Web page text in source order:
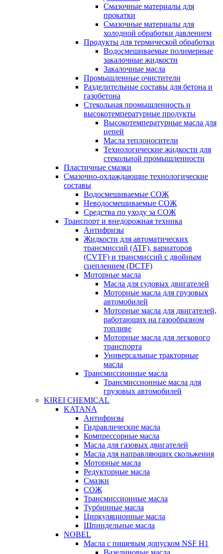
Смазочные материалы для
прокатки
Смазочные материалы для
холодной обработки давлением
Продукты для термической обработки
Водосмешиваемые полимерные
закалочные жидкости
Закалочные масла
Промышленные очистители
Разделительные составы для бетона и
газобетона
Стекольная промышленность и
высокотемпературные продукты
Высокотемпературные масла для
цепей
Масла теплоносители
Технологические жидкости для
стекольной промышленности
Пластичные смазки
Смазочно-охлаждающие технологические
составы
Водосмешиваемые СОЖ
Неводосмешиваемые СОЖ
Средства по уходу за СОЖ
Транспорт и внедорожная техника
Антифризы
Жидкости для автоматических
трансмиссий (ATF), вариаторов
(CVTF) и трансмиссий с двойным
сцеплением (DCTF)
Моторные масла
Масла для судовых двигателей
Моторные масла для грузовых
автомобилей
Моторные масла для двигателей,
работающих на газообразном
топливе
Моторные масла для легкового
транспорта
Универсальные тракторные
масла
Трансмиссионные масла
Трансмиссионные масла для
грузовых автомобилей
KIREI CHEMICAL
KATANA
Антифризы
Гидравлические масла
Компрессорные масла
Масла для газовых двигателей
Масла для направляющих скольжения
Моторные масла
Редукторные масла
Смазки
СОЖ
Трансмиссионные масла
Турбинные масла
Циркуляционные масла
Шпиндельные масла
NOBEL
Масла с пищевым допуском NSF H1
Вазелиновые масла